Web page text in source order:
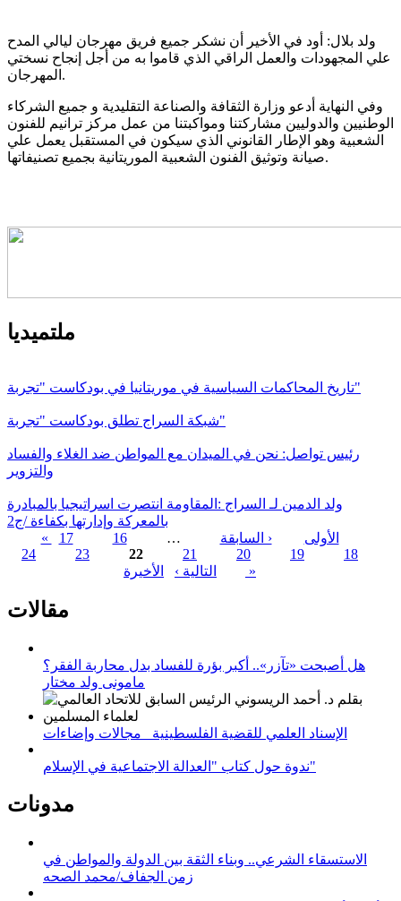
ولد بلال: أود في الأخير أن نشكر جميع فريق مهرجان ليالي المدح
علي المجهودات والعمل الراقي الذي قاموا به من أجل إنجاح نسختي
المهرجان.
وفي النهاية أدعو وزارة الثقافة والصناعة التقليدية و جميع الشركاء
الوطنيين والدوليين مشاركتنا ومواكبتنا من عمل مركز ترانيم للفنون
الشعبية وهو الإطار القانوني الذي سيكون في المستقبل يعمل علي
صيانة وتوثيق الفنون الشعبية الموريتانية بجميع تصنيفاتها.
ملتميديا
تاريخ المحاكمات السياسية في موريتانيا في بودكاست "تجربة"
شبكة السراج تطلق بودكاست "تجربة"
رئيس تواصل: نحن في الميدان مع المواطن ضد الغلاء والفساد
والتزوير
ولد الدمين لـ السراج :المقاومة انتصرت اسراتيجيا بالمبادرة
بالمعركة وإدارتها بكفاءة /ج2
الصفحات
« الأولى ‹ السابقة …
16
17
18
19
20
21
22
23
24
التالية ›
الأخيرة »
مقالات
هل أصبحت «تآزر».. أكبر بؤرة للفساد بدل محاربة الفقر؟
مامونى ولد مختار
الإسناد العلمي للقضية الفلسطينية_ مجالات وإضاءات
ندوة حول كتاب "العدالة الاجتماعية في الإسلام"
مدونات
الاستسقاء الشرعي.. وبناء الثقة بين الدولة والمواطن في
زمن الجفاف/محمد الصحه